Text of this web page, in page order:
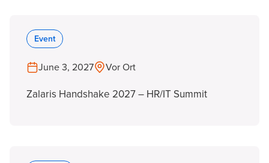
Event
June 3, 2027 Vor Ort
Zalaris Handshake 2027 – HR/IT Summit